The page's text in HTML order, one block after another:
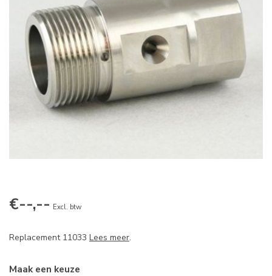
€--,-- Excl. btw
Replacement 11033 Lees meer.
Maak een keuze